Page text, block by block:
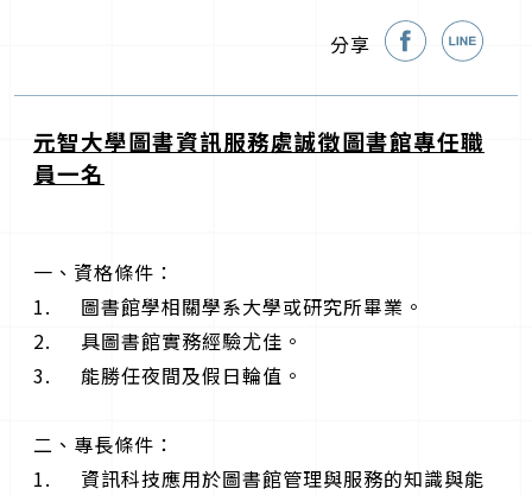
分享
元智大學圖書資訊服務處誠徵圖書館專任職
員一名
一、資格條件：
1. 圖書館學相關學系大學或研究所畢業。
2. 具圖書館實務經驗尤佳。
3. 能勝任夜間及假日輪值。
二、專長條件：
1. 資訊科技應用於圖書館管理與服務的知識與能